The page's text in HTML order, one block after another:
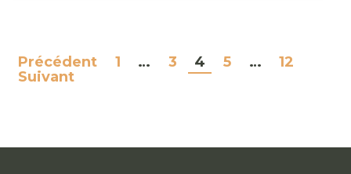
NAVIGATION
Précédent 1 … 3 4 5 …
12
Suivant